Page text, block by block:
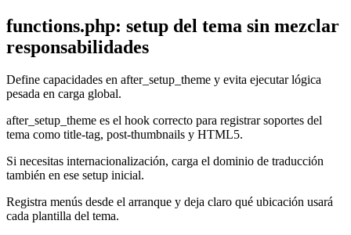
functions.php: setup del tema sin mezclar
responsabilidades
Define capacidades en after_setup_theme y evita ejecutar lógica
pesada en carga global.
after_setup_theme es el hook correcto para registrar soportes del
tema como title-tag, post-thumbnails y HTML5.
Si necesitas internacionalización, carga el dominio de traducción
también en ese setup inicial.
Registra menús desde el arranque y deja claro qué ubicación usará
cada plantilla del tema.